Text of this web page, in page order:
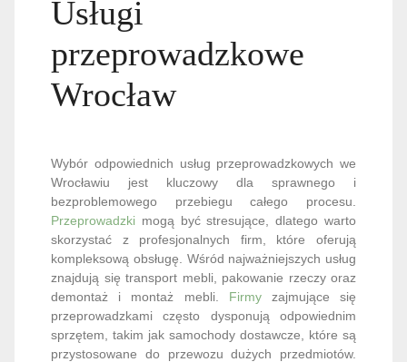
Usługi
przeprowadzkowe
Wrocław
Wybór odpowiednich usług przeprowadzkowych we
Wrocławiu jest kluczowy dla sprawnego i
bezproblemowego przebiegu całego procesu.
Przeprowadzki mogą być stresujące, dlatego warto
skorzystać z profesjonalnych firm, które oferują
kompleksową obsługę. Wśród najważniejszych usług
znajdują się transport mebli, pakowanie rzeczy oraz
demontaż i montaż mebli. Firmyzajmujące się
przeprowadzkami często dysponują odpowiednim
sprzętem, takim jak samochody dostawcze, które są
przystosowane do przewozu dużych przedmiotów.